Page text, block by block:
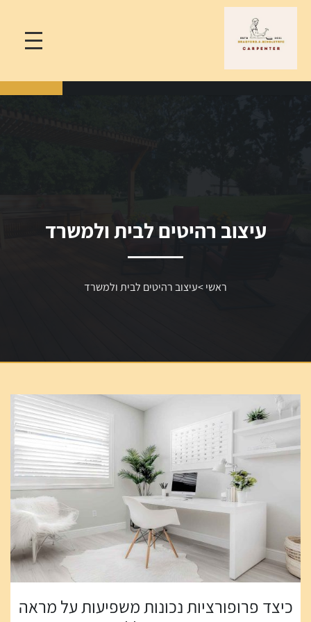
עיצוב רהיטים לבית ולמשרד
ראשי>עיצוב רהיטים לבית ולמשרד
כיצד פרופורציות נכונות משפיעות על מראה